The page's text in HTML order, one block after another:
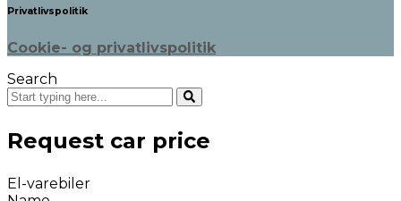
Privatlivspolitik
Cookie- og privatlivspolitik
Search
Request car price
El-varebiler